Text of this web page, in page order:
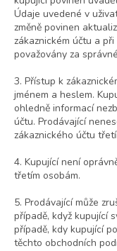
Údaje uvedené v
změně povinen
zákaznickém účtu a
považovány za
3. Přístup k
jménem a heslem.
ohledně informací
účtu. Prodávající
zákaznického účtu
4. Kupující není
třetím osobám.
5. Prodávající může
případě, když kupující
případě, kdy kupující
těchto obchodních